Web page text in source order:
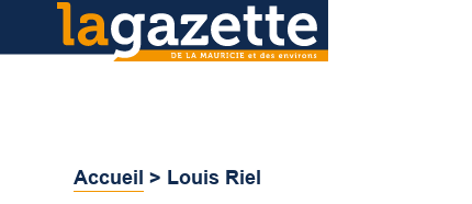
Accueil > Louis Riel